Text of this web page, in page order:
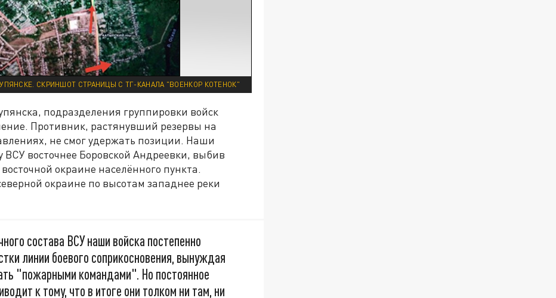
СКРИНШОТ СТРАНИЦЫ С ТГ-КАНАЛА "ВОЕНКОР КОТЕНОК"
подразделения группировки войск
Противник, растянувший резервы на
не смог удержать позиции. Наши
восточнее Боровской Андреевки, выбив
окраине населённого пункта.
окраине по высотам западнее реки
состава ВСУ наши войска постепенно
линии боевого соприкосновения, вынуждая
"пожарными командами". Но постоянное
к тому, что в итоге они толком ни там, ни